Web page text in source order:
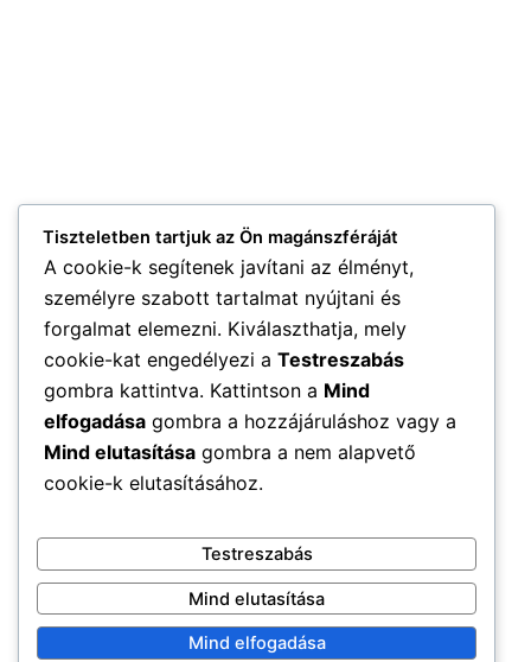
Tiszteletben tartjuk az Ön magánszféráját
A cookie-k segítenek javítani az élményt,
személyre szabott tartalmat nyújtani és
forgalmat elemezni. Kiválaszthatja, mely
cookie-kat engedélyezi a Testreszabás
gombra kattintva. Kattintson a Mind
elfogadása gombra a hozzájáruláshoz vagy a
Mind elutasítása gombra a nem alapvető
cookie-k elutasításához.
Testreszabás
Mind elutasítása
Mind elfogadása